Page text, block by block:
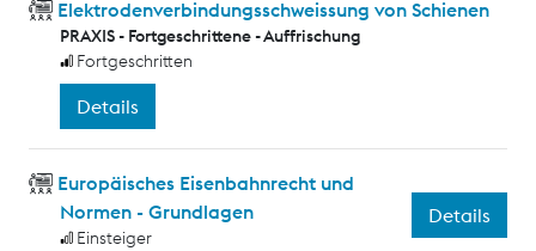
Elektrodenverbindungsschweissung von Schienen
PRAXIS - Fortgeschrittene - Auffrischung
Fortgeschritten
Details
Europäisches Eisenbahnrecht und
Normen - Grundlagen
Einsteiger
Details